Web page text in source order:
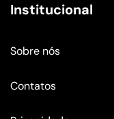
Institucional
Sobre nós
Contatos